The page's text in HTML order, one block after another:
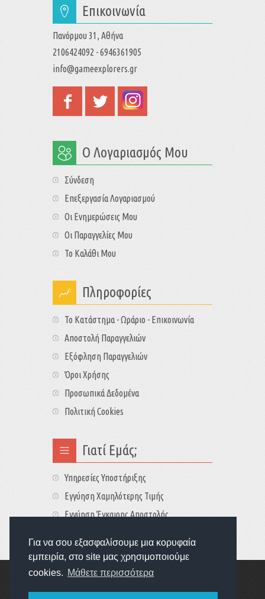
Για να σου εξασφαλίσουμε μια κορυφαία
εμπειρία, στο site μας χρησιμοποιούμε
cookies. Μάθετε περισσότερα
Επικοινωνία
Πανόρμου 31, Αθήνα
2106424092 - 6946361905
info@gameexplorers.gr
Ο Λογαριασμός Μου
Σύνδεση
Επεξεργασία Λογαριασμού
Οι Ενημερώσεις Μου
Οι Παραγγελίες Μου
Το Καλάθι Μου
Πληροφορίες
Το Κατάστημα - Ωράριο - Επικοινωνία
Αποστολή Παραγγελιών
Εξόφληση Παραγγελιών
Όροι Χρήσης
Προσωπικά Δεδομένα
Πολιτική Cookies
Γιατί Εμάς;
Υπηρεσίες Υποστήριξης
Εγγύηση Χαμηλότερης Τιμής
Εγγύηση Έγκαιρης Αποστολής
Copyright © 2022GameExplorers
Οι τιμές περιλαμβάνουν ΦΠΑ 24%